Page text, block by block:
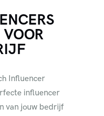
VOOR
Influencer
influencer
van jouw bedrijf